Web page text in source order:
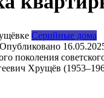
Серийные дома
Опубликовано
поколения
Хрущёв